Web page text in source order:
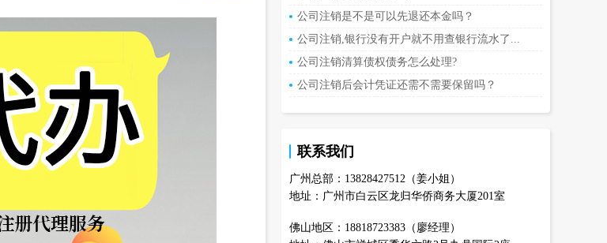
公司注销是不是可以先退还本金吗？
公司注销,银行没有开户就不用查银行流水了...
公司注销清算债权债务怎么处理?
公司注销后会计凭证还需不需要保留吗？
联系我们
广州总部：13828427512（姜小姐）
地址：广州市白云区龙归华侨商务大厦201室
佛山地区：18818723383（廖经理）